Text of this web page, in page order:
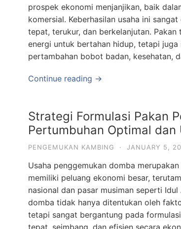
prospek ekonomi menjanjikan, baik
komersial. Keberhasilan usaha ini
tepat, terukur, dan berkelanjutan.
energi untuk bertahan hidup, tetapi
pertambahan bobot badan, kesehatan,
Continue reading →
Strategi Formulasi Pakan
Pertumbuhan Optimal dan
PENGEMUKAN KAMBING · JANUARY 5,
Usaha penggemukan domba
memiliki peluang ekonomi besar,
nasional dan pasar musiman seperti
domba tidak hanya ditentukan oleh
tetapi sangat bergantung pada
tepat, seimbang, dan efisien secara